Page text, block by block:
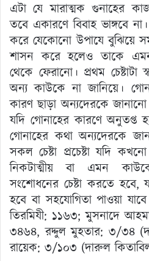
এটা যে মারাত্মক গুনাহের
তবে একারণে বিবাহ ভাঙ্গবে না।
করে যেকোনো উপাযে বুঝিয়ে
শাসন করে হলেও তাকে
থেকে ফেরানো। প্রথম চেষ্টাটা
অন্য কাউকে না জানিয়ে।
কারণ ছাড়া অন্যদেরকে জানানো
যদি গোনাহের কারণে
গোনাহের কথা অন্যদেরকে
সকল চেষ্টা প্রচেষ্টা যদি
নিকটাত্মীয় বা এমন
সংশোধনের চেষ্টা করতে হবে,
হবে বা সহযোগিতা পাওয়া
তিরমিযী: ১১৬৩; মুসনাদে
৩৪৬৪, রদ্দুল মুহতার: ৩/৩৪
রায়েক: ৩/১০৩ (দারুল